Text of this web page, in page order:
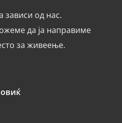
зависи од нас.
да ја направиме
за живеење.